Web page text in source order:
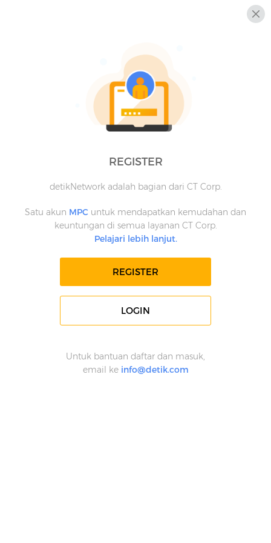
REGISTER
detikNetwork adalah bagian dari CT Corp.
Satu akun MPC untuk mendapatkan kemudahan dan
keuntungan di semua layanan CT Corp.
Pelajari lebih lanjut.
REGISTER
LOGIN
Untuk bantuan daftar dan masuk,
email ke info@detik.com